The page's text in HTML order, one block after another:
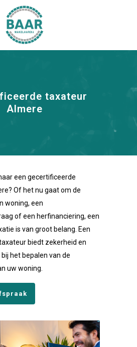
taxateur
Almere
een gecertificeerde
Of het nu gaat om de
woning, een
of een herfinanciering, een
is van groot belang. Een
biedt zekerheid en
het bepalen van de
uw woning.